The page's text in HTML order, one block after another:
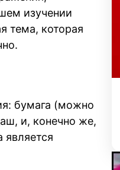
изучении
тема, которая
бумага (можно
и, конечно же,
является